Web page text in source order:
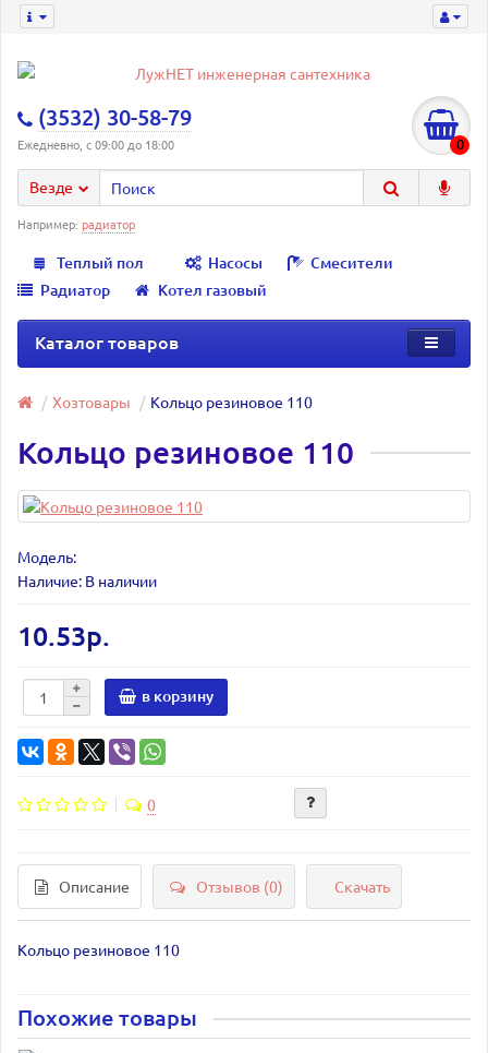
(3532) 30-58-79
Ежедневно, с 09:00 до 18:00 0
Везде
Например: радиатор
Теплый пол Насосы
Смесители
Радиатор
Котел газовый
Каталог товаров
Хозтовары Кольцо резиновое 110
Кольцо резиновое 110
Модель:
Наличие: В наличии
10.53р.
в корзину
0
Описание Отзывов (0) Скачать
Кольцо резиновое 110
Похожие товары